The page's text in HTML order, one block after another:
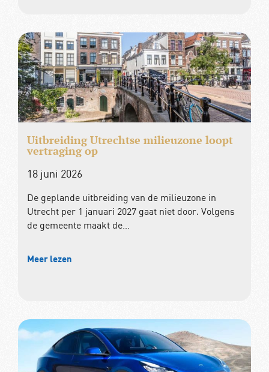
Uitbreiding Utrechtse milieuzone loopt
vertraging op
18 juni 2026
De geplande uitbreiding van de milieuzone in
Utrecht per 1 januari 2027 gaat niet door. Volgens
de gemeente maakt de…
Meer lezen